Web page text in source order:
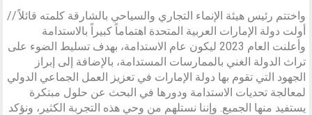
واختتم رئيس هيئة الإنماء التجاري والسياحي بالشارقة كلمته قائلاً //
أولت دولة الإمارات العربية المتحدة اهتماماً كبيراً بالاستدامة
وأعلنت العام 2023 ليكون عام الاستدامة، بهدف تسليط الضوء على
تراث الدولة الغني بالممارسات المستدامة، بالإضافة إلى إبراز
الجهود التي تقوم بها دولة الإمارات في تعزيز العمل الجماعي الدولي
لمعالجة تحديات الاستدامة ودورها في البحث عن حلول مبتكرة
يستفيد منها الجميع. وإننا نستلهم من وحي هذه التجربة الكثير، ونؤكد